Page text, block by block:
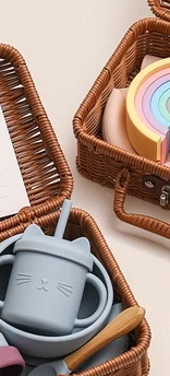
Maliq |
Islam
Yang memiliki